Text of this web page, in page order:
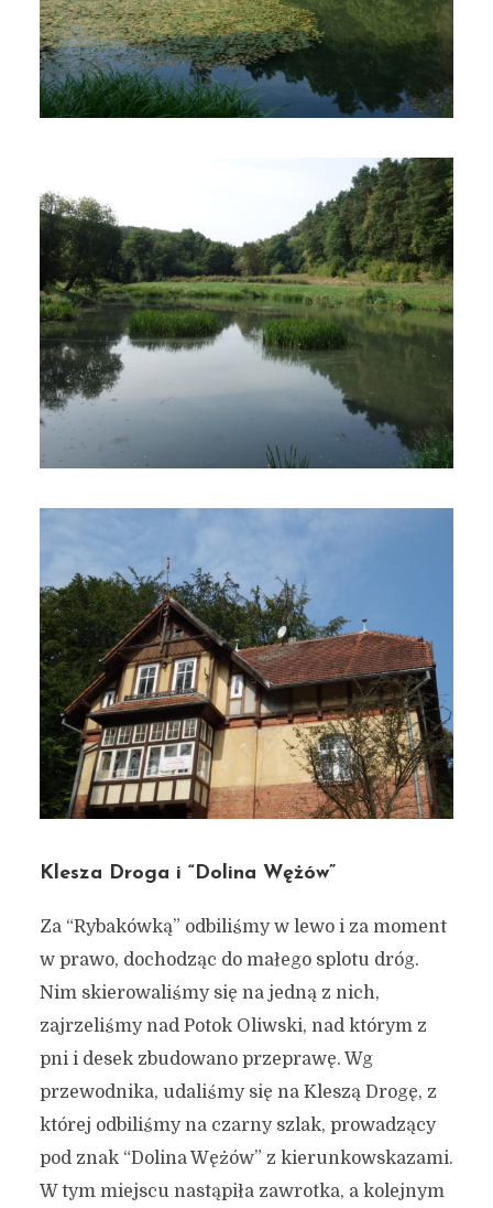
19 września 2019
5 min czytania
Autor:Kamil Sulewski
Klesza Droga i “Dolina Wężów”
Za “Rybakówką” odbiliśmy w lewo i za moment
w prawo, dochodząc do małego splotu dróg.
Nim skierowaliśmy się na jedną z nich,
zajrzeliśmy nad Potok Oliwski, nad którym z
pni i desek zbudowano przeprawę. Wg
przewodnika, udaliśmy się na Kleszą Drogę, z
której odbiliśmy na czarny szlak, prowadzący
pod znak “Dolina Wężów” z kierunkowskazami.
W tym miejscu nastąpiła zawrotka, a kolejnym